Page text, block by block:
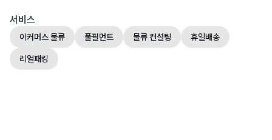
서비스
이커머스 물류 풀필먼트 물류 컨설팅 휴일배송
리얼패킹